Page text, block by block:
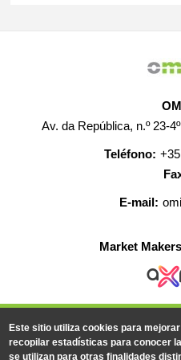
Av. da República, n.º 23-
Teléfono:
E-mail:
Market
AYUDA CONTACTO
Este sitio utiliza cookies para
recopilar estadísticas para conocer
se utilizan para otras finalidades